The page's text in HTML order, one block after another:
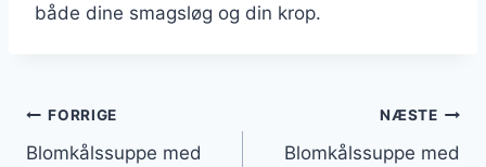
både dine smagsløg og din krop.
Indlægsnavigation
FORRIGE
Blomkålssuppe med
NÆSTE
Blomkålssuppe med